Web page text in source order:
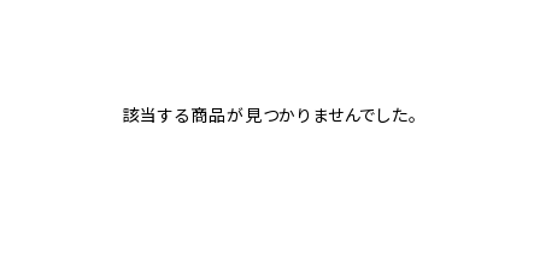
該当する商品が見つかりませんでした。